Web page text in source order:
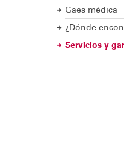
Gaes médica
¿Dónde
Servicios y